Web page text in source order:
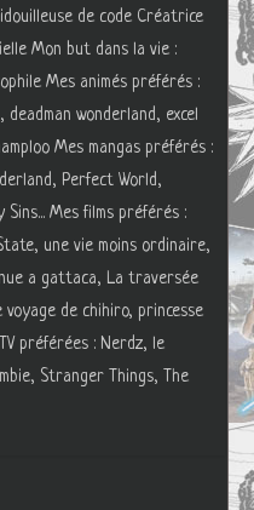
de code Créatrice
Mon but dans la vie :
Mes animés préférés :
wonderland, excel
Mes mangas préférés :
Perfect World,
Mes films préférés :
une vie moins ordinaire,
a gattaca, La traversée
de chihiro, princesse
préférées : Nerdz, le
Stranger Things, The